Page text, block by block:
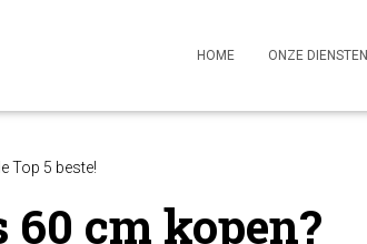
HOME ONZE DIENSTEN
Top 5 beste!
cm kopen?